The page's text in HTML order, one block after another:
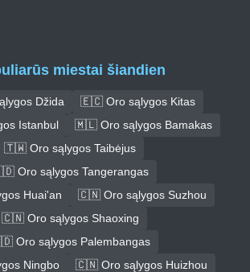
miestai šiandien
Džida
🇪🇨 Oro sąlygos Kitas
Istanbul
🇲🇱 Oro sąlygos Bamakas
🇹🇼 Oro sąlygos Taibėjus
Oro sąlygos Tangerangas
Huai'an
🇨🇳 Oro sąlygos Suzhou
🇨🇳 Oro sąlygos Shaoxing
Oro sąlygos Palembangas
Ningbo
🇨🇳 Oro sąlygos Huizhou